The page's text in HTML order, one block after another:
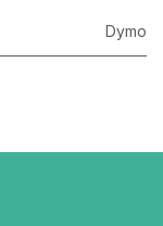
Dymo